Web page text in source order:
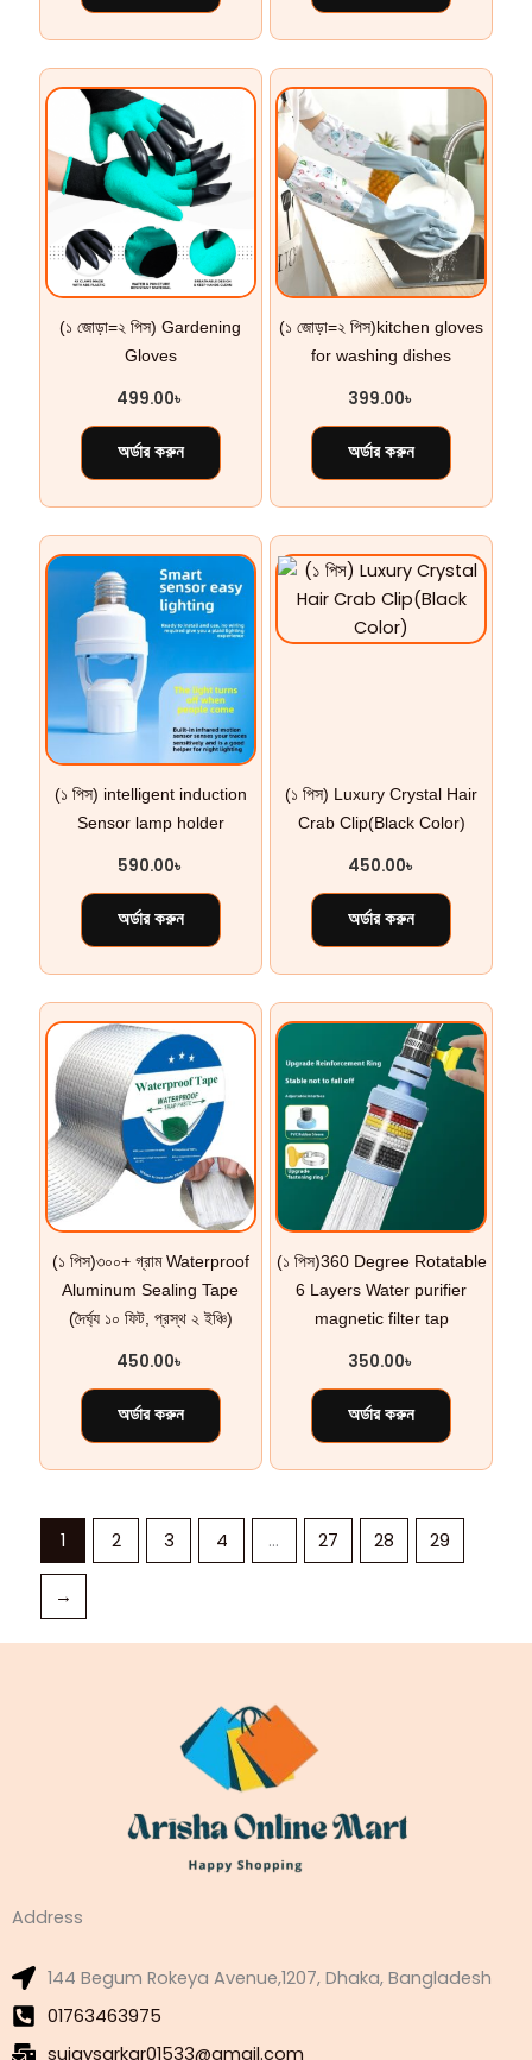
(১ জোড়া=২ পিস) Gardening
Gloves
499.00৳
অর্ডার করুন
(১ জোড়া=২ পিস)kitchen gloves
for washing dishes
399.00৳
অর্ডার করুন
(১ পিস) intelligent induction
Sensor lamp holder
590.00৳
অর্ডার করুন
(১ পিস) Luxury Crystal Hair
Crab Clip(Black Color)
450.00৳
অর্ডার করুন
(১ পিস)৩০০+ গ্রাম Waterproof
Aluminum Sealing Tape
(দৈর্ঘ্য ১০ ফিট, প্রস্থ ২ ইঞ্চি)
450.00৳
অর্ডার করুন
(১ পিস)360 Degree Rotatable
6 Layers Water purifier
magnetic filter tap
350.00৳
অর্ডার করুন
1 2 3 4 … 27 28 29
→
Address
144 Begum Rokeya Avenue,1207, Dhaka, Bangladesh
01763463975